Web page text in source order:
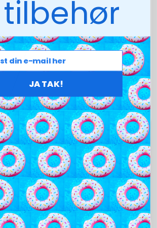
til fritstående pool (op til
JA TAK!